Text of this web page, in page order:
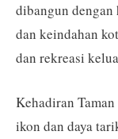
dibangun dengan
dan keindahan
dan rekreasi
Kehadiran
ikon dan daya